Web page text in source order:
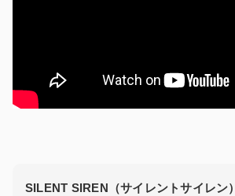
SILENT SIREN（サイレントサイレン）